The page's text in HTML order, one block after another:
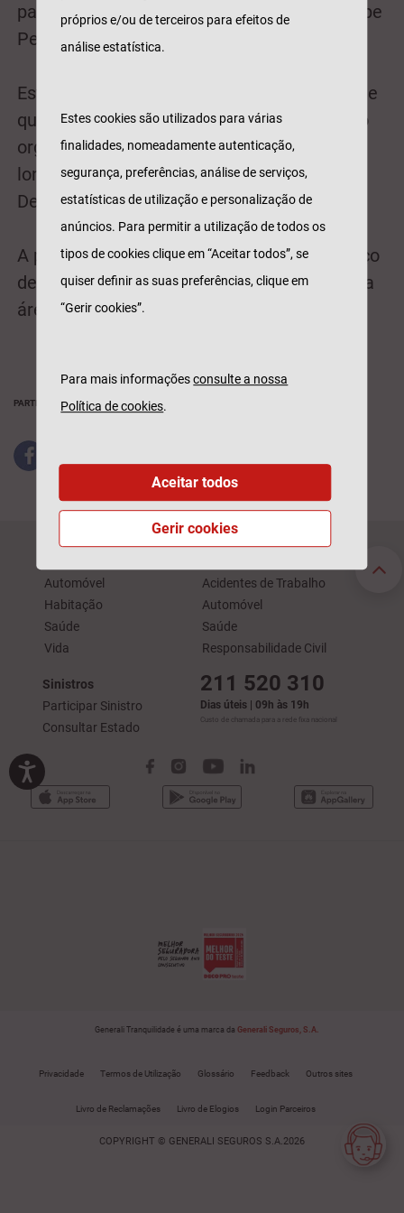
participarem no evento destaca-se Luís Filipe
Pereira, Ex-ministro da saúde.
Esta conferência é a segunda, de um ciclo de
quatro, que a Tranquilidade/Açoreana estão
organizar, em parceria com o Expresso, ao
longo de 2017 sobre "Seguros: Os Novos
Desafios".
A primeira conferência realizou-se em março
deste ano e debateu as novas tendências na
área seguradora.
PARTILHAR
Automóvel
Habitação
Saúde
Vida
Acidentes de Trabalho
Automóvel
Saúde
Responsabilidade Civil
Sinistros
Participar Sinistro
Consultar Estado
211 520 310
Dias úteis | 09h às 19h
Custo de chamada para a rede fixa nacional
Generali Tranquilidade é uma marca da Generali Seguros, S.A.
Privacidade Termos de Utilização Glossário Feedback Outros sites
Livro de Reclamações Livro de Elogios Login Parceiros
COPYRIGHT © GENERALI SEGUROS S.A.2026
próprios e/ou de terceiros para efeitos de
análise estatística.
Estes cookies são utilizados para várias
finalidades, nomeadamente autenticação,
segurança, preferências, análise de serviços,
estatísticas de utilização e personalização de
anúncios. Para permitir a utilização de todos os
tipos de cookies clique em “Aceitar todos”, se
quiser definir as suas preferências, clique em
“Gerir cookies”.
Para mais informaçõesconsulte a nossa
Política de cookies.
Gerir cookies
Aceitar todos